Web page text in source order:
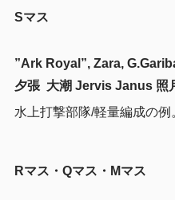
Sマス
”Ark Royal”, Zara,
夕張 大潮 Jervis Janus 照
水上打撃部隊/軽量編成の
Rマス・Qマス・Mマス